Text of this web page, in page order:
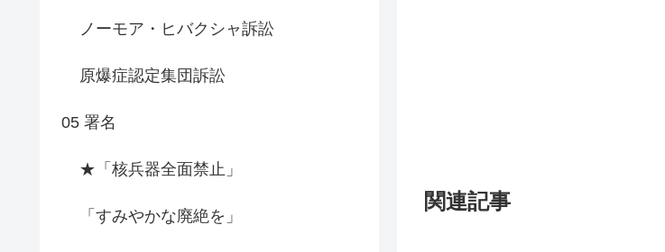
関連記事
ノーモア・ヒバクシャ訴訟
原爆症認定集団訴訟
05 署名
★「核兵器全面禁止」
「すみやかな廃絶を」